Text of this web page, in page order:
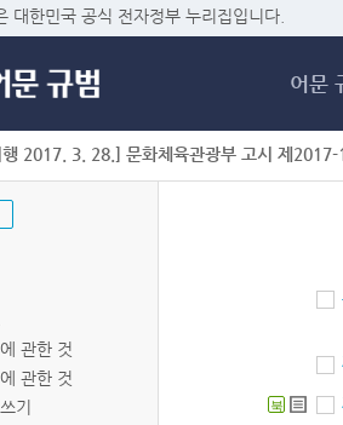
대한민국 공식 전자정부 누리집입니다.
어문
행 2017. 3. 28.] 문화체육관광부 고시 제
관한 것
관한 것
기
북